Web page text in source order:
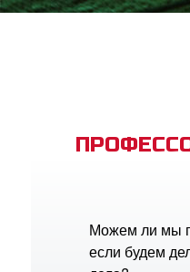
Можем ли мы
если будем